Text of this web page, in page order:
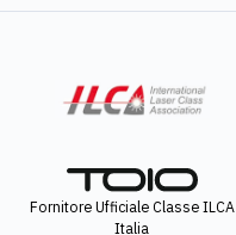
Fornitore Ufficiale Classe ILCA
Italia